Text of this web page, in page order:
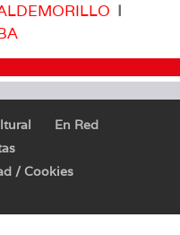
I
En Red
/ Cookies